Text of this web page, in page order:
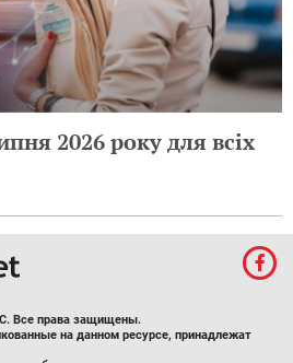
2026 року для всіх
Все права защищены.
на данном ресурсе, принадлежат